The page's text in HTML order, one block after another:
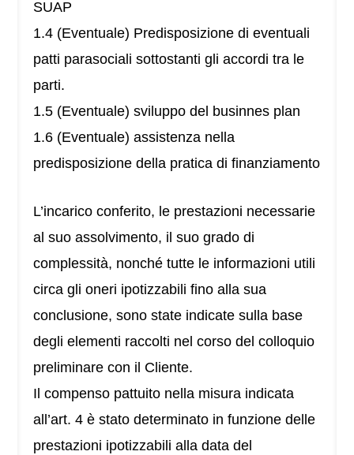
SUAP
1.4 (Eventuale) Predisposizione di eventuali
patti parasociali sottostanti gli accordi tra le
parti.
1.5 (Eventuale) sviluppo del businnes plan
1.6 (Eventuale) assistenza nella
predisposizione della pratica di finanziamento
L’incarico conferito, le prestazioni necessarie
al suo assolvimento, il suo grado di
complessità, nonché tutte le informazioni utili
circa gli oneri ipotizzabili fino alla sua
conclusione, sono state indicate sulla base
degli elementi raccolti nel corso del colloquio
preliminare con il Cliente.
Il compenso pattuito nella misura indicata
all’art. 4 è stato determinato in funzione delle
prestazioni ipotizzabili alla data del